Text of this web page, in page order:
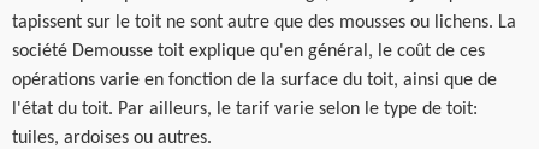
tapissent sur le toit ne sont autre que des mousses ou lichens. La
société Demousse toit explique qu'en général, le coût de ces
opérations varie en fonction de la surface du toit, ainsi que de
l'état du toit. Par ailleurs, le tarif varie selon le type de toit:
tuiles, ardoises ou autres.